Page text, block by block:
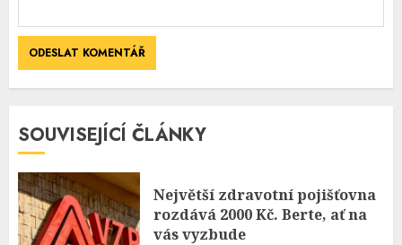
SOUVISEJÍCÍ ČLÁNKY
Největší zdravotní pojišťovna
rozdává 2000 Kč. Berte, ať na
vás vyzbude